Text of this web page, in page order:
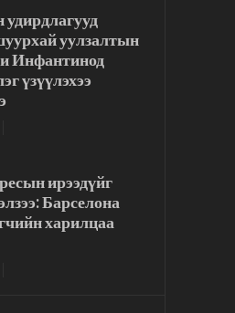
уулзалтын
Инфантинод
үзүүлэхээ
ирээдүйг
Барселона
харилцаа